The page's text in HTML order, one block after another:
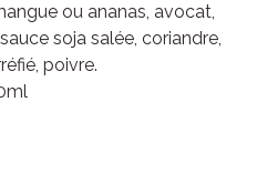
ou ananas, avocat,
soja salée, coriandre,
poivre.